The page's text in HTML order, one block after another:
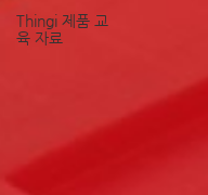
Thingi 제품 교
육 자료